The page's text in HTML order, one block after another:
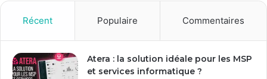
Récent Populaire Commentaires
Atera : la solution idéale pour les MSP
et services informatique ?